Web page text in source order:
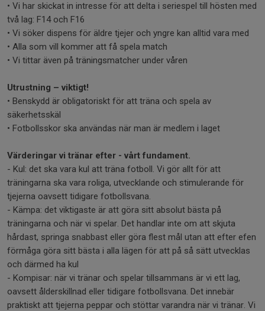
• Vi har skickat in intresse för att delta i seriespel till hösten med
två lag: F14 och F16
• Vi söker dispens för äldre tjejer och yngre kan alltid vara med
• Alla som vill kommer att få spela match
• Vi tittar även på träningsmatcher under våren
Utrustning – viktigt!
• Benskydd är obligatoriskt för att träna och spela av
säkerhetsskäl
• Fotbollsskor ska användas när man är medlem i laget
Värderingar vi tränar efter - vårt fundament.
- Kul: det ska vara kul att träna fotboll. Vi gör allt för att
träningarna ska vara roliga, utvecklande och stimulerande för
tjejerna oavsett tidigare fotbollsvana.
- Kämpa: det viktigaste är att göra sitt absolut bästa på
träningarna och när vi spelar. Det handlar inte om att skjuta
hårdast, springa snabbast eller göra flest mål utan att efter efen
förmåga göra sitt bästa i alla lägen för att på så sätt utvecklas
och därmed ha kul
- Kompisar: när vi tränar och spelar tillsammans är vi ett lag,
oavsett ålderskillnad eller tidigare fotbollsvana. Det innebär
praktiskt att tjejerna peppar och stöttar varandra när vi tränar. Vi